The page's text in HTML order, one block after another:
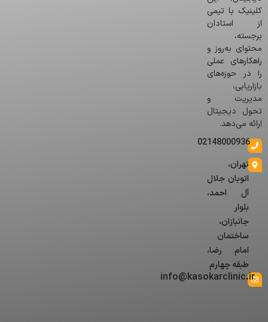
کلینیک با تیمی
از استادان
برجسته،
محتوای به‌روز و
راهکارهای عملی
را در حوزه‌های
بازاریابی،
مدیریت و
تحول دیجیتال
ارائه می‌دهد.
02148000936
تهران،
اتوبان جلال
آل احمد،
بلوار
جانبازان،
ساختمان
امام رضا،
طبقه چهارم
info@kasokarclinic.ir